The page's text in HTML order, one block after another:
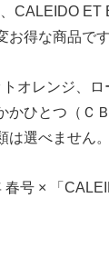
CALEIDO ET
お得な商品です
オレンジ、ロ
かひとつ（Ｃ
は選べません。
号 × 「